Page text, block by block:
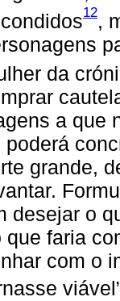
12,
da
a que
poderá
grande,
desejar o
que faria
com o